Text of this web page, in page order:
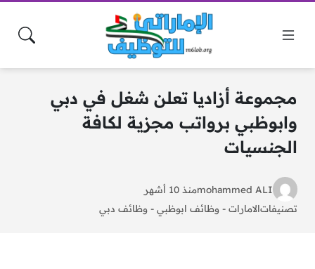
مجموعة أزاديا تعلن شغل في دبي
وابوظبي برواتب مجزية لكافة
الجنسيات
mohammed ALIمنذ 10 أشهر
تصنيفاتالامارات - وظائف ابوظبي - وظائف دبي